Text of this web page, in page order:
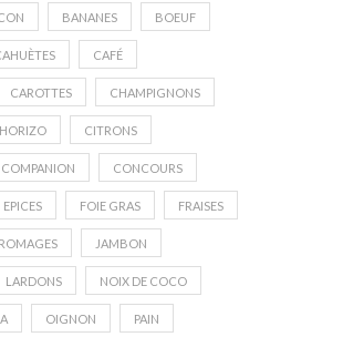
BANANES BOEUF
CAFÉ
CAROTTES CHAMPIGNONS
CITRONS
COMPANION CONCOURS
EPICES FOIE GRAS FRAISES
JAMBON
LARDONS NOIX DE COCO
OIGNON PAIN